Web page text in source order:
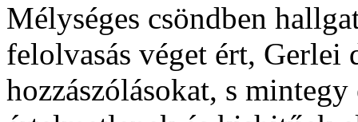
Mélységes csöndben
felolvasás véget ért, Gerlei
hozzászólásokat, s